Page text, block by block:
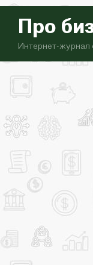
Про
Интернет-журнал